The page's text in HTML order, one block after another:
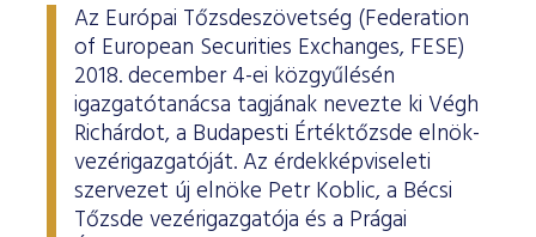
Az Európai Tőzsdeszövetség (Federation
of European Securities Exchanges, FESE)
2018. december 4-ei közgyűlésén
igazgatótanácsa tagjának nevezte ki Végh
Richárdot, a Budapesti Értéktőzsde elnök-
vezérigazgatóját. Az érdekképviseleti
szervezet új elnöke Petr Koblic, a Bécsi
Tőzsde vezérigazgatója és a Prágai